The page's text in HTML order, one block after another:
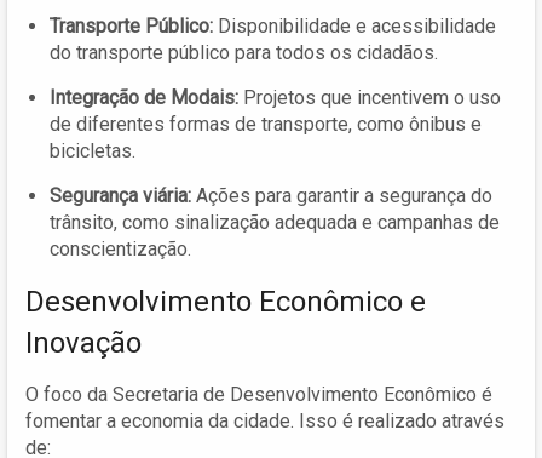
Transporte Público: Disponibilidade e acessibilidade
do transporte público para todos os cidadãos.
Integração de Modais: Projetos que incentivem o uso
de diferentes formas de transporte, como ônibus e
bicicletas.
Segurança viária: Ações para garantir a segurança do
trânsito, como sinalização adequada e campanhas de
conscientização.
Desenvolvimento Econômico e
Inovação
O foco da Secretaria de Desenvolvimento Econômico é
fomentar a economia da cidade. Isso é realizado através
de: